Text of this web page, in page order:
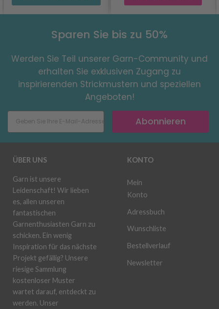
Sparen Sie bis zu 50%
Werden Sie Teil unserer Garn-Community und
erhalten Sie exklusiven Zugang zu
inspirierenden Strickmustern und speziellen
Angeboten!
Abonnieren
ÜBER UNS
Garn ist unsere
Leidenschaft! Wir lieben
es, allen unseren
fantastischen
Garnenthusiasten Garn zu
schicken. Ein wenig
Inspiration für das nächste
Projekt gefällig? Unsere
riesige Sammlung
kostenloser Muster
wartet darauf, entdeckt zu
werden. Unser
KONTO
Mein
Konto
Adressbuch
Wunschliste
Bestellverlauf
Newsletter